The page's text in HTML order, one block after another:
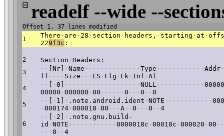
⊟ readelf --wide --
Offset 1, 37 lines modified
1
There · are · 28 · section · headers, · starting · at ·
229f3c :
2 Section · Headers:
3 · · [Nr] · Name · · · · · · · · · · · · · · Type · · · · · · · · · · · · Addr ·
ff · · · · Size · · · ES · Flg · Lk · Inf · Al
4 · · · 0] · · · · · · · · · · · · · · · · · · · NULL · · · · · · · · · · · ·
00000 · 000000 · 00 · · · · · · 0 · · · 0 · · 0
5 · · · 1] · .note.android.ident · NOTE · · · · · · · · · · · ·
· 000174 · 000018 · 00 · · · A · · 0 · · · 0 · · 4
6
· · · 2] · .note.gnu.build-
id · NOTE · · · · · · · · · · · · 0000018c · 00018c · 000020 · 00 · ·
· · · 0 · · 4